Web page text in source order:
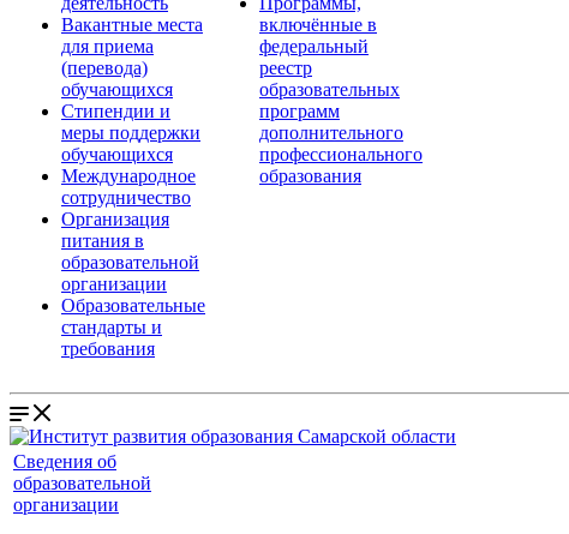
Вакантные места
для приема
(перевода)
обучающихся
Стипендии и
меры поддержки
обучающихся
Международное
сотрудничество
Организация
питания в
образовательной
организации
Образовательные
стандарты и
требования
включённые в
федеральный
реестр
образовательных
программ
дополнительного
профессионального
образования
Сведения об
образовательной
организации